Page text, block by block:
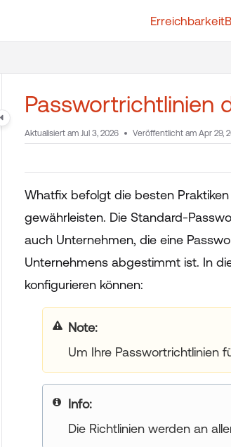
Erreichbarkeit
Passwortrichtlinien
Aktualisiert am Jul 3, 2026 Veröffentlicht am Apr 29,
Whatfix befolgt die besten
gewährleisten. Die Standard-
auch Unternehmen, die eine
Unternehmens abgestimmt ist. In
konfigurieren können:
Note
Um Ihre Passwortrichtlinien
your title goes here
Die Richtlinien werden an